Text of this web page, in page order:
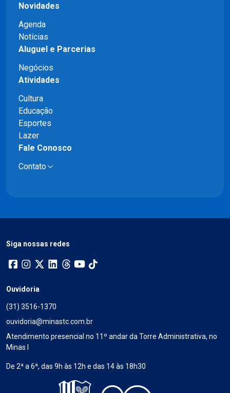
Novidades
Agenda
Notícias
Aluguel e Parcerias
Negócios
Atividades
Cultura
Educação
Esportes
Lazer
Fale Conosco
Contato
Siga nossas redes
Ouvidoria
(31) 3516-1370
ouvidoria@minastc.com.br
Atendimento presencial no 11º andar da Torre Administrativa, no
Minas I
De 2ª a 6ª, das 9h às 12h e das 14 às 18h30